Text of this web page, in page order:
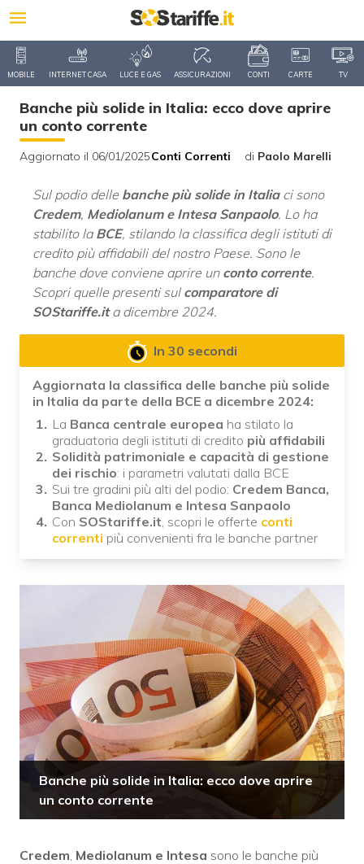
MOBILE INTERNET CASA LUCE E GAS ASSICURAZIONI CONTI CARTE TV
Banche più solide in Italia: ecco dove aprire
un conto corrente
Aggiornato il 06/01/2025Conti Correnti di Paolo Marelli
Sul podio delle banche più solide in Italia ci sono
Credem, Mediolanum e Intesa Sanpaolo. Lo ha
stabilito laBCE, stilando la classifica degli istituti di
credito più affidabili del nostro Paese. Sono le
banche dove conviene aprire un conto corrente.
Scopri quelle presenti sul comparatore di
SOStariffe.ita dicembre 2024.
In 30 secondi
Aggiornata la classifica delle banche più solide
in Italia da parte della BCE a dicembre 2024:
La Banca centrale europea ha stilato la
graduatoria degli istituti di credito più affidabili
Solidità patrimoniale e capacità di gestione
dei rischio: i parametri valutati dalla BCE
Sui tre gradini più alti del podio: Credem Banca,
Banca Mediolanum e Intesa Sanpaolo
Con SOStariffe.it, scopri le offerte conti
correnti più convenienti fra le banche partner
Banche più solide in Italia: ecco dove aprire
un conto corrente
Credem, Mediolanum e Intesa sono le banche più